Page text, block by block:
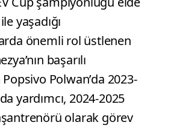
yaşadığı
önemli rol üstlenen
başarılı
Polwan’da 2023-
yardımcı, 2024-2025
olarak görev